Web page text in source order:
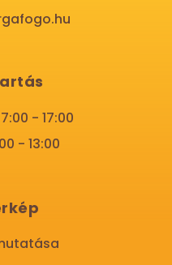
- 17:00
- 13:00